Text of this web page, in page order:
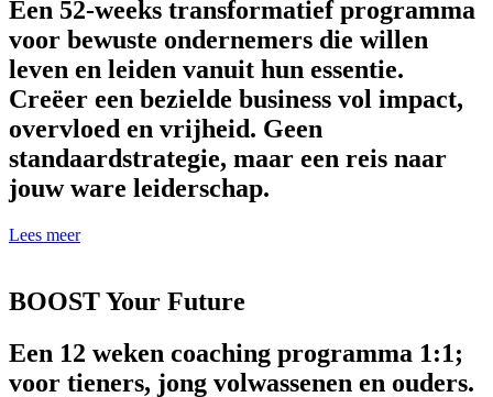
Een 52-weeks transformatief programma
voor bewuste ondernemers die willen
leven en leiden vanuit hun essentie.
Creëer een bezielde business vol impact,
overvloed en vrijheid. Geen
standaardstrategie, maar een reis naar
jouw ware leiderschap.
Lees meer
BOOST Your Future
Een 12 weken coaching programma 1:1;
voor tieners, jong volwassenen en ouders.